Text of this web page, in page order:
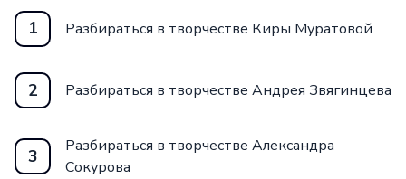
1 Разбираться в творчестве Киры Муратовой
2 Разбираться в творчестве Андрея Звягинцева
3
Разбираться в творчестве Александра
Сокурова